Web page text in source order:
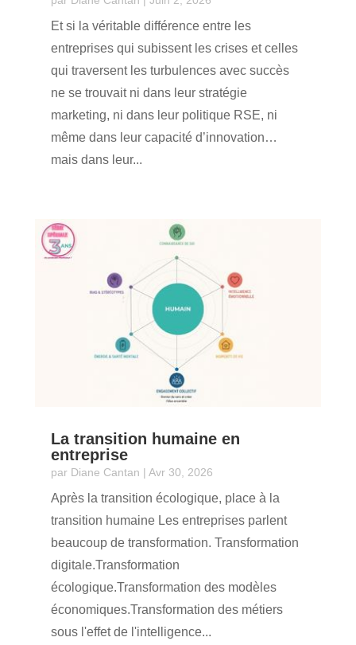
Et si la véritable différence entre les
entreprises qui subissent les crises et celles
qui traversent les turbulences avec succès
ne se trouvait ni dans leur stratégie
marketing, ni dans leur politique RSE, ni
même dans leur capacité d’innovation…
mais dans leur...
La transition humaine en
entreprise
par Diane Cantan | Avr 30, 2026
Après la transition écologique, place à la
transition humaine Les entreprises parlent
beaucoup de transformation. Transformation
digitale.Transformation
écologique.Transformation des modèles
économiques.Transformation des métiers
sous l'effet de l'intelligence...